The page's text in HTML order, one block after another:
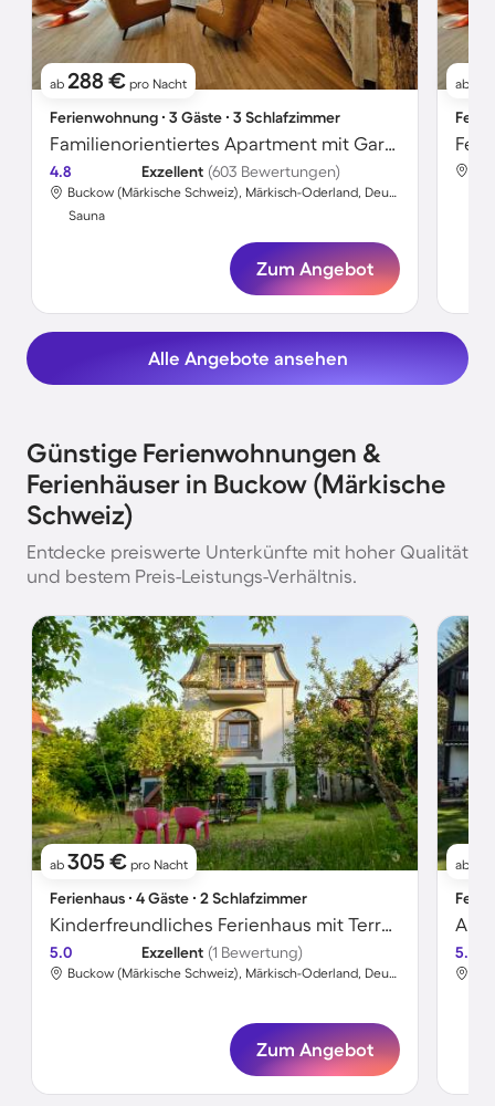
ab 288 € pro Nacht
Ferienwohnung ∙ 3 Gäste ∙ 3 Schlafzimmer
Familienorientiertes Apartment mit Garten, Pool und Sauna | Seeblick
4.8 Exzellent (603 Bewertungen)
Buckow (Märkische Schweiz), Märkisch-Oderland, Deutschland
Sauna
Zum Angebot
ab
Alle Angebote ansehen
Günstige Ferienwohnungen &
Ferienhäuser in Buckow (Märkische
Schweiz)
Entdecke preiswerte Unterkünfte mit hoher Qualität
und bestem Preis-Leistungs-Verhältnis.
ab 305 € pro Nacht
Ferienhaus ∙ 4 Gäste ∙ 2 Schlafzimmer
Kinderfreundliches Ferienhaus mit Terrasse, Grill und Garten | Wasserblick | Ideal für Homeoffice | Haustierfreundlich
5.0 Exzellent (1 Bewertung)
Buckow (Märkische Schweiz), Märkisch-Oderland, Deutschland
Zum Angebot
ab
5.0